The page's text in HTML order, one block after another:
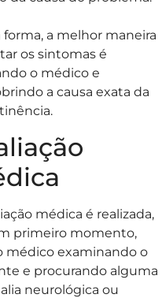
forma, a melhor maneira
os sintomas é
o médico e
a causa exata da
médica é realizada,
primeiro momento,
médico examinando o
e procurando alguma
neurológica ou